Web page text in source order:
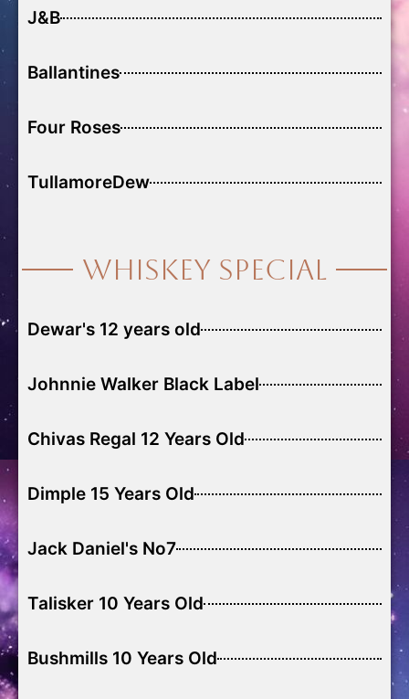
J&B
Ballantines
Four Roses
TullamoreDew
Whiskey Special
Dewar's 12 years old
Johnnie Walker Black Label
Chivas Regal 12 Years Old
Dimple 15 Years Old
Jack Daniel's No7
Talisker 10 Years Old
Bushmills 10 Years Old